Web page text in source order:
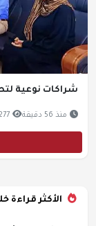
شراكات نوعية
منذ 56 دقيقة
الأكثر قراءة خلال 24